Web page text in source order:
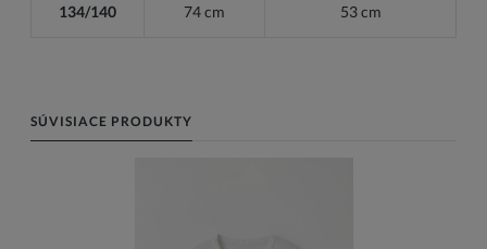
134/140 74 cm 53 cm
SÚVISIACE PRODUKTY